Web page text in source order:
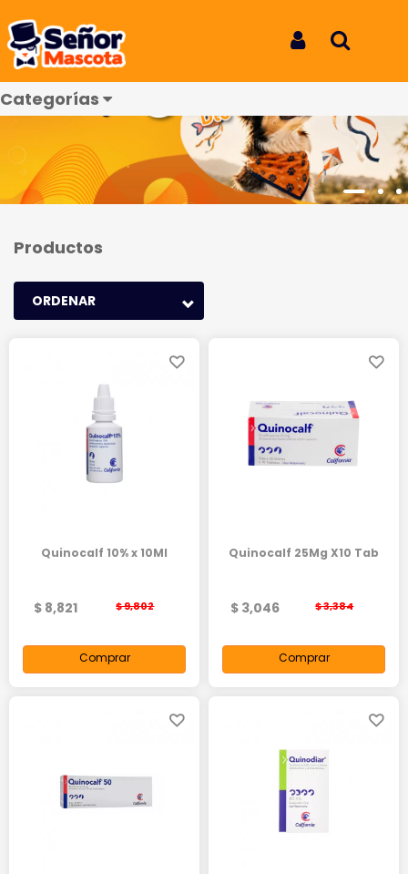
Categorías
Productos
ORDENAR
Quinocalf 10% x 10Ml
$ 8,821 $ 9,802
Comprar
Quinocalf 25Mg X10 Tab
$ 3,046 $ 3,384
Comprar